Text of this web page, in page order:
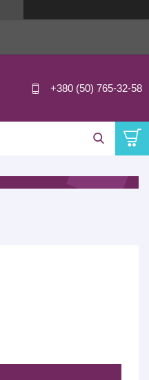
+380 (50) 765-32-58